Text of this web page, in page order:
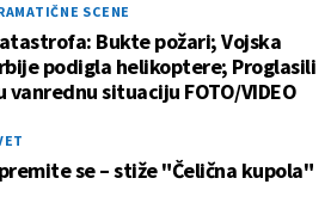
SCENE
Bukte požari; Vojska
podigla helikoptere; Proglasili
vanrednu situaciju FOTO/VIDEO
se – stiže "Čelična kupola"